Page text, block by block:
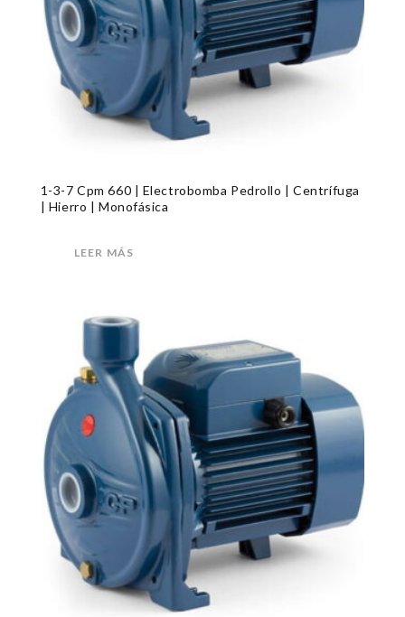
1-3-7 Cpm 660 | Electrobomba Pedrollo | Centrífuga
| Hierro | Monofásica
LEER MÁS